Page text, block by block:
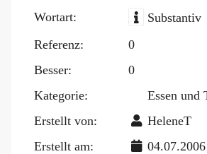
Blog
Wortart:
Substantiv
Referenz:
0
Besser:
0
Kategorie:
Essen und
Erstellt von:
HeleneT
Erstellt am:
04.07.2006